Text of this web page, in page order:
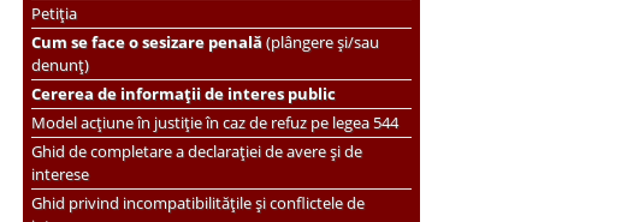
Petiția
Cum se face o sesizare penală(plângere și/sau
denunț)
Cererea de informații de interes public
Model acțiune în justiție în caz de refuz pe legea 544
Ghid de completare a declarației de avere și de
interese
Ghid privind incompatibilitățile și conflictele de